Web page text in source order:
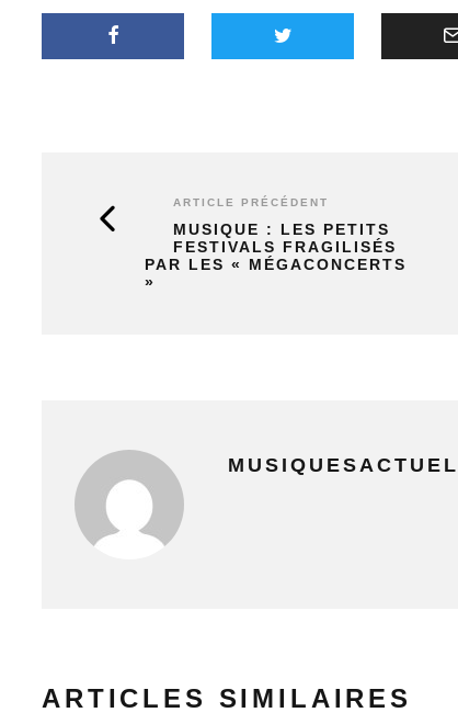
ARTICLE PRÉCÉDENT
MUSIQUE : LES PETITS
FESTIVALS FRAGILISÉS
PAR LES « MÉGACONCERTS
»
ARTICLES SIMILAIRES